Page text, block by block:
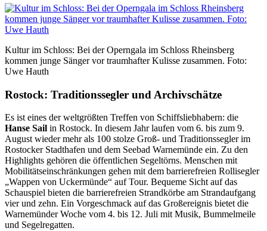
Kultur im Schloss: Bei der Operngala im Schloss Rheinsberg
kommen junge Sänger vor traumhafter Kulisse zusammen. Foto:
Uwe Hauth
Rostock: Traditionssegler und Archivschätze
Es ist eines der weltgrößten Treffen von Schiffsliebhabern: die
Hanse Sail in Rostock. In diesem Jahr laufen vom 6. bis zum 9.
August wieder mehr als 100 stolze Groß- und Traditionssegler im
Rostocker Stadthafen und dem Seebad Warnemünde ein. Zu den
Highlights gehören die öffentlichen Segeltörns. Menschen mit
Mobilitätseinschränkungen gehen mit dem barrierefreien Rollisegler
„Wappen von Uckermünde“ auf Tour. Bequeme Sicht auf das
Schauspiel bieten die barrierefreien Strandkörbe am Strandaufgang
vier und zehn. Ein Vorgeschmack auf das Großereignis bietet die
Warnemünder Woche vom 4. bis 12. Juli mit Musik, Bummelmeile
und Segelregatten.